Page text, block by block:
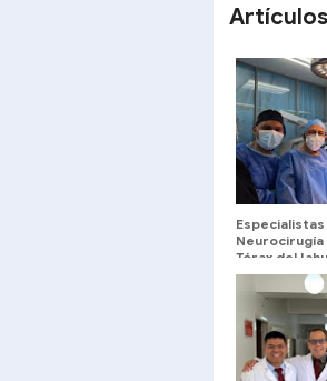
Especialistas
Neurocirugía
Tórax del
difusión
estudio